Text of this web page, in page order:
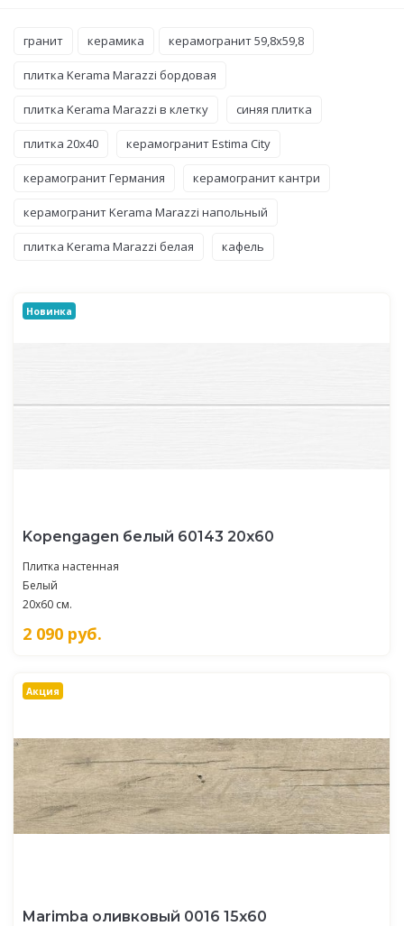
гранит керамика керамогранит 59,8x59,8
плитка Kerama Marazzi бордовая
плитка Kerama Marazzi в клетку синяя плитка
плитка 20x40 керамогранит Estima City
керамогранит Германия керамогранит кантри
керамогранит Kerama Marazzi напольный
плитка Kerama Marazzi белая кафель
Новинка
Kopengagen белый 60143 20х60
Плитка настенная
Белый
20x60 см.
2 090 руб.
Акция
Marimba оливковый 0016 15х60